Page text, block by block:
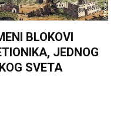
BLOKOVI
JEDNOG
SVETA